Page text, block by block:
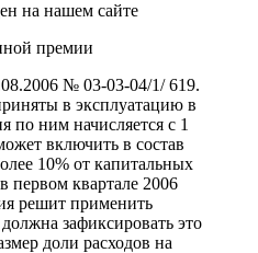
на нашем сайте
премии
№ 03-03-04/1/ 619.
в эксплуатацию в
по ним начисляется с 1
включить в состав
10% от капитальных
первом квартале 2006
решит применить
зафиксировать это
доли расходов на